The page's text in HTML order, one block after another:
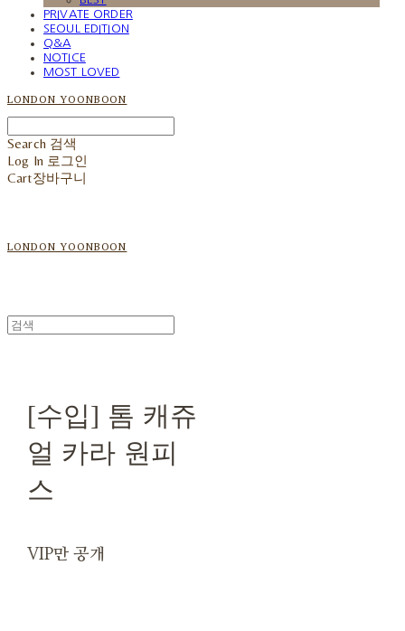
PRIVATE ORDER
SEOUL EDITION
Q&A
NOTICE
MOST LOVED
LONDON YOONBOON
Search 검색
Log In 로그인
Cart장바구니
LONDON YOONBOON
[수입] 톰 캐쥬
얼 카라 원피
스
VIP만 공개